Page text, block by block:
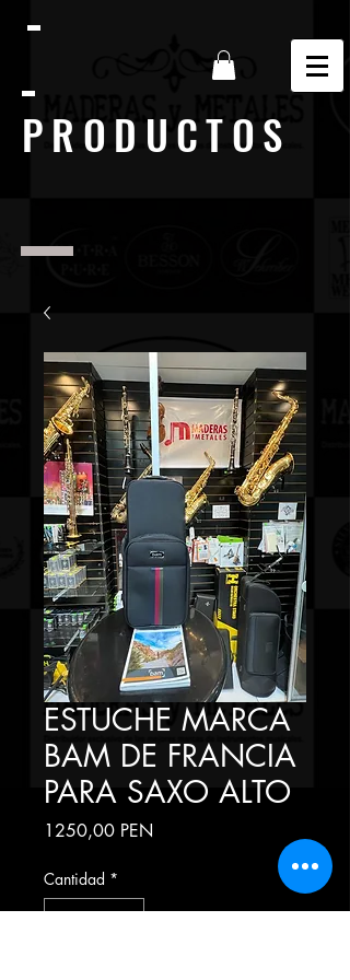
PRODUCTOS
ESTUCHE MARCA
BAM DE FRANCIA
PARA SAXO ALTO
1250,00 PEN
Cantidad *